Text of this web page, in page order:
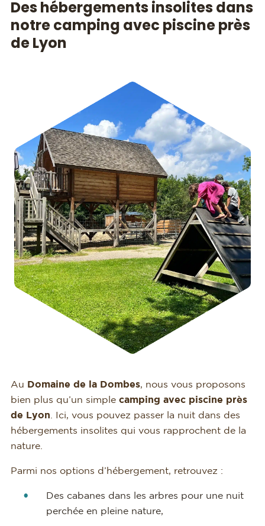
Des hébergements insolites dans
notre camping avec piscine près
de Lyon
Au Domaine de la Dombes, nous vous proposons
bien plus qu’un simple camping avec piscine près
de Lyon. Ici, vous pouvez passer la nuit dans des
hébergements insolites qui vous rapprochent de la
nature.
Parmi nos options d’hébergement, retrouvez :
Des cabanes dans les arbres pour une nuit
perchée en pleine nature,